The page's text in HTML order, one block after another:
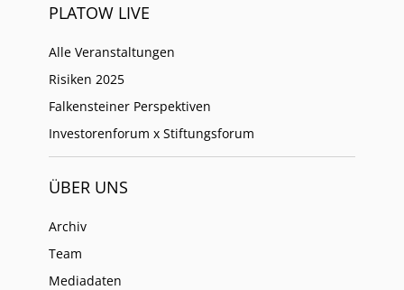
PLATOW LIVE
Alle Veranstaltungen
Risiken 2025
Falkensteiner Perspektiven
Investorenforum x Stiftungsforum
ÜBER UNS
Archiv
Team
Mediadaten